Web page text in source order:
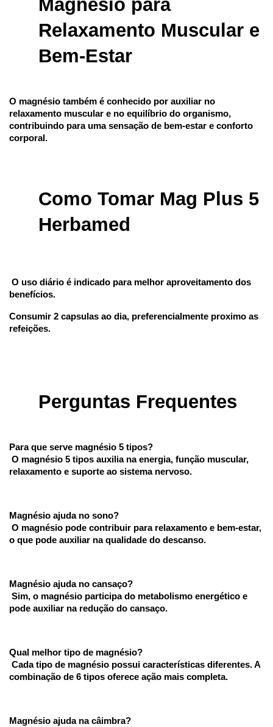
Magnésio para
Relaxamento Muscular e
Bem-Estar
O magnésio também é conhecido por auxiliar no
relaxamento muscular e no equilíbrio do organismo,
contribuindo para uma sensação de bem-estar e conforto
corporal.
Como Tomar Mag Plus 5
Herbamed
benefícios.
Consumir 2 capsulas ao dia, preferencialmente proximo as
refeições.
Perguntas Frequentes
Para que serve magnésio 5 tipos?
relaxamento e suporte ao sistema nervoso.
Magnésio ajuda no sono?
o que pode auxiliar na qualidade do descanso.
Magnésio ajuda no cansaço?
pode auxiliar na redução do cansaço.
Qual melhor tipo de magnésio?
combinação de 6 tipos oferece ação mais completa.
Magnésio ajuda na câimbra?